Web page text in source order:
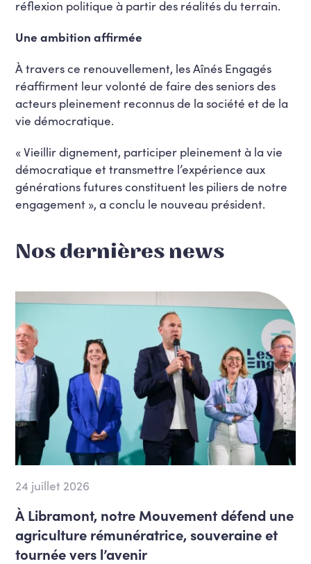
réflexion politique à partir des réalités du terrain.
Une ambition affirmée
À travers ce renouvellement, les Aînés Engagés
réaffirment leur volonté de faire des seniors des
acteurs pleinement reconnus de la société et de la
vie démocratique.
« Vieillir dignement, participer pleinement à la vie
démocratique et transmettre l’expérience aux
générations futures constituent les piliers de notre
engagement », a conclu le nouveau président.
Nos dernières news
24 juillet 2026
À Libramont, notre Mouvement défend une
agriculture rémunératrice, souveraine et
tournée vers l’avenir